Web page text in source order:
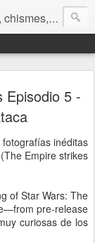
videos, paranormal y ¡más!
Episodio 5 -
inéditas
Empire strikes
of Star Wars: The
pre-release
curiosas de los